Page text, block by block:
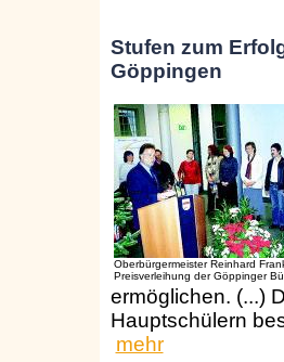
Stufen zum
Göppingen
Oberbürgermeister Reinhard
Preisverleihung der Göppinger
ermöglichen. (...)
Hauptschülern
mehr